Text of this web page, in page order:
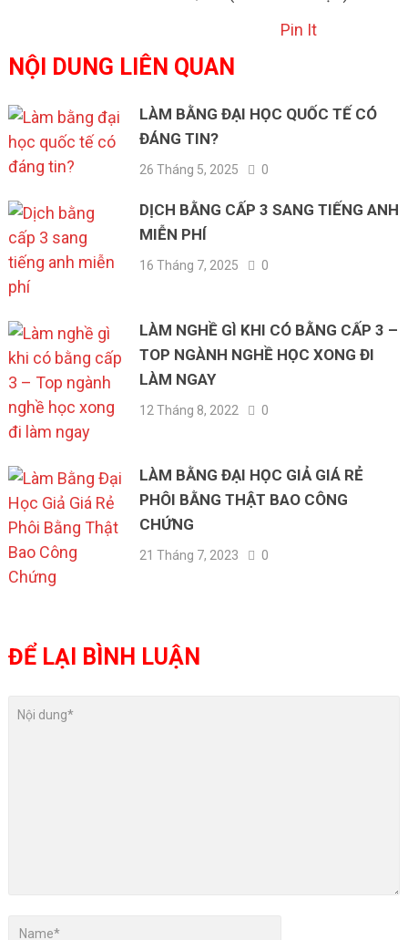
Pin It
NỘI DUNG LIÊN QUAN
LÀM BẰNG ĐẠI HỌC QUỐC TẾ CÓ
ĐÁNG TIN?
26 Tháng 5, 2025 0
DỊCH BẰNG CẤP 3 SANG TIẾNG ANH
MIỄN PHÍ
16 Tháng 7, 2025 0
LÀM NGHỀ GÌ KHI CÓ BẰNG CẤP 3 –
TOP NGÀNH NGHỀ HỌC XONG ĐI
LÀM NGAY
12 Tháng 8, 2022 0
LÀM BẰNG ĐẠI HỌC GIẢ GIÁ RẺ
PHÔI BẰNG THẬT BAO CÔNG
CHỨNG
21 Tháng 7, 2023 0
ĐỂ LẠI BÌNH LUẬN